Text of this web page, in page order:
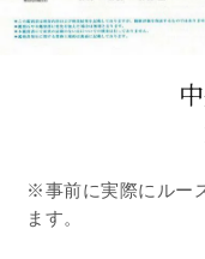
※事前に実際にルー
ます。